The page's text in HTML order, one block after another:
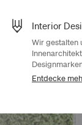
Interior
Wir gestalten
Entdecke